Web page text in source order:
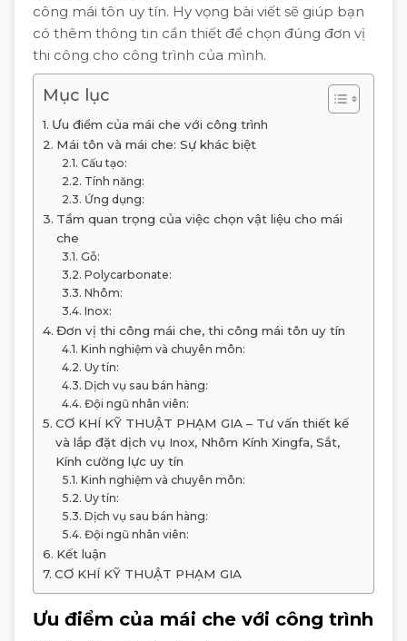
công mái tôn uy tín. Hy vọng bài viết sẽ giúp bạn
có thêm thông tin cần thiết để chọn đúng đơn vị
thi công cho công trình của mình.
Mục lục
Ưu điểm của mái che với công trình
Mái tôn và mái che: Sự khác biệt
Cấu tạo:
Tính năng:
Ứng dụng:
Tầm quan trọng của việc chọn vật liệu cho mái
che
Gỗ:
Polycarbonate:
Nhôm:
Inox:
Đơn vị thi công mái che, thi công mái tôn uy tín
Kinh nghiệm và chuyên môn:
Uy tín:
Dịch vụ sau bán hàng:
Đội ngũ nhân viên:
CƠ KHÍ KỸ THUẬT PHẠM GIA – Tư vấn thiết kế
và lắp đặt dịch vụ Inox, Nhôm Kính Xingfa, Sắt,
Kính cường lực uy tín
Kinh nghiệm và chuyên môn:
Uy tín:
Dịch vụ sau bán hàng:
Đội ngũ nhân viên:
Kết luận
CƠ KHÍ KỸ THUẬT PHẠM GIA
Ưu điểm của mái che với công trình